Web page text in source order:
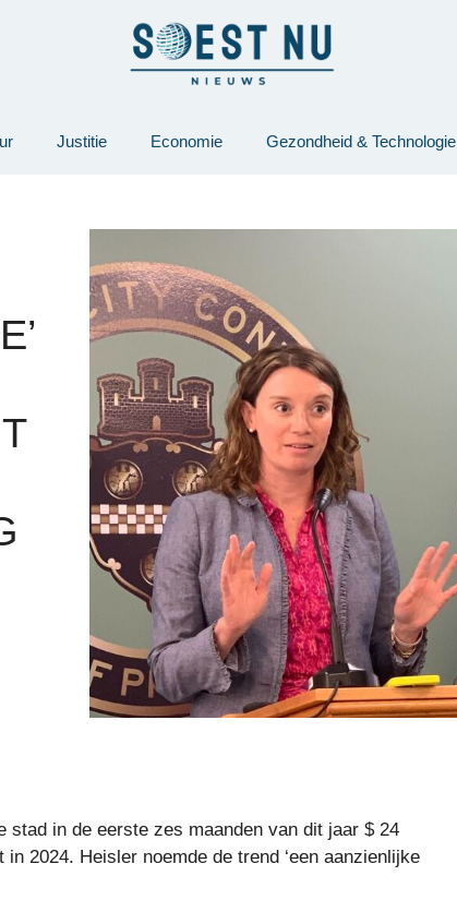
Justitie Economie Gezondheid & Technologie
in de eerste zes maanden van dit jaar $ 24
2024. Heisler noemde de trend ‘een aanzienlijke